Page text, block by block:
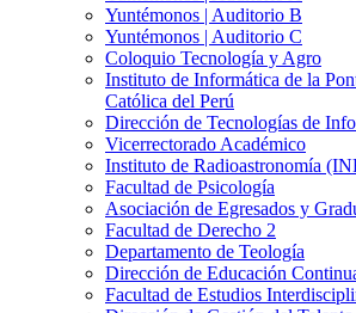
Yuntémonos | Auditorio B
Yuntémonos | Auditorio C
Coloquio Tecnología y Agro
Instituto de Informática de la
Católica del Perú
Dirección de Tecnologías de
Vicerrectorado Académico
Instituto de Radioastronomía
Facultad de Psicología
Asociación de Egresados y
Facultad de Derecho 2
Departamento de Teología
Dirección de Educación
Facultad de Estudios